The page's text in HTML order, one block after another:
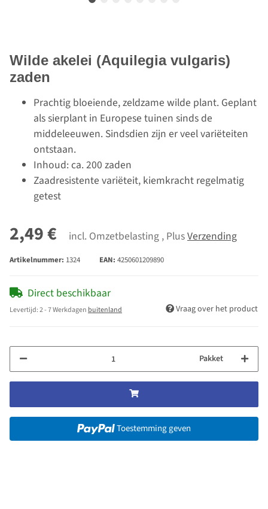
Wilde akelei (Aquilegia vulgaris)
zaden
Prachtig bloeiende, zeldzame wilde plant. Geplant
als sierplant in Europese tuinen sinds de
middeleeuwen. Sindsdien zijn er veel variëteiten
ontstaan.
Inhoud: ca. 200 zaden
Zaadresistente variëteit, kiemkracht regelmatig
getest
2,49 € incl. Omzetbelasting , PlusVerzending
Artikelnummer: 1324 EAN: 4250601209890
Direct beschikbaar
Levertijd:2 - 7 Werkdagen buitenland Vraag over het product
Pakket
Toestemming geven